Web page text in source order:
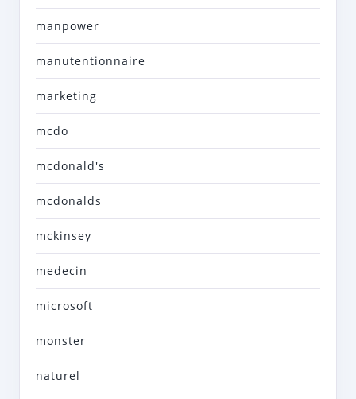
manpower
manutentionnaire
marketing
mcdo
mcdonald's
mcdonalds
mckinsey
medecin
microsoft
monster
naturel